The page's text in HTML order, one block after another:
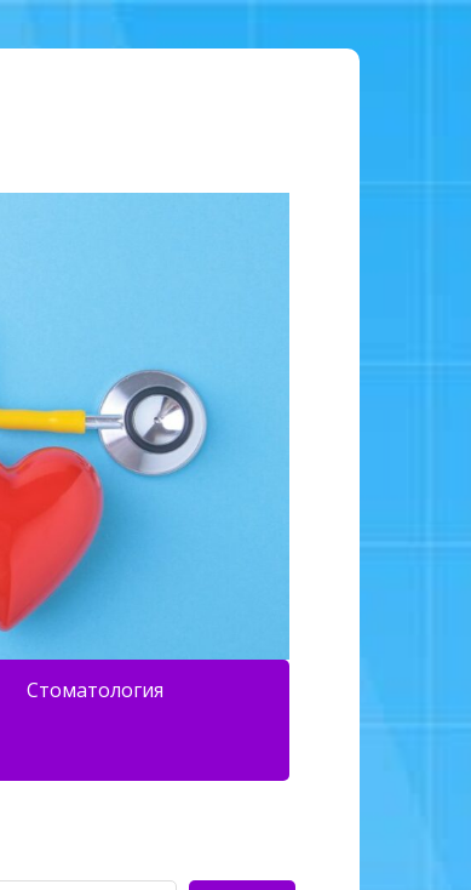
Стоматология